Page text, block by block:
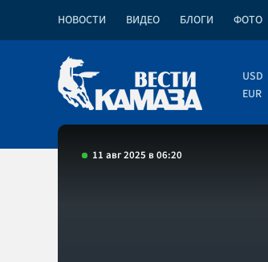
НОВОСТИ ВИДЕО БЛОГИ ФОТО
USD
EUR
11 авг 2025 в 06:20